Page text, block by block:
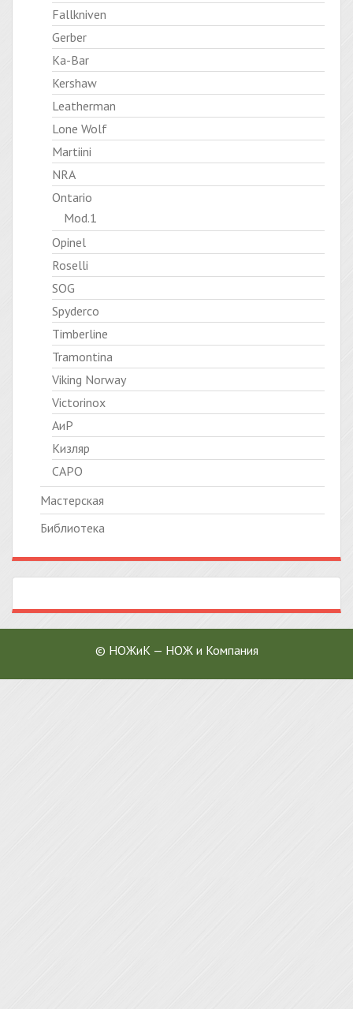
Fallkniven
Gerber
Ka-Bar
Kershaw
Leatherman
Lone Wolf
Martiini
NRA
Ontario
Mod.1
Opinel
Roselli
SOG
Spyderco
Timberline
Tramontina
Viking Norway
Victorinox
АиР
Кизляр
САРО
Мастерская
Библиотека
© НОЖиК — НОЖ и Компания